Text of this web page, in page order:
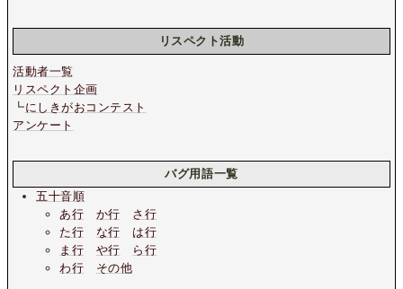
リスペクト活動
活動者一覧
リスペクト企画
┗にしきがおコンテスト
アンケート
バグ用語一覧
五十音順
あ行
か行
さ行
た行
な行
は行
ま行
や行
ら行
わ行
その他